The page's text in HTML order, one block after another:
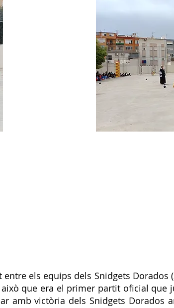
els equips dels Snidgets Dorados
que era el primer partit oficial que
amb victòria dels Snidgets Dorados